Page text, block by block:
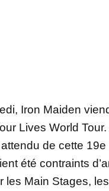
Iron Maiden
Lives World
de cette
été contraints
les Main Stages,